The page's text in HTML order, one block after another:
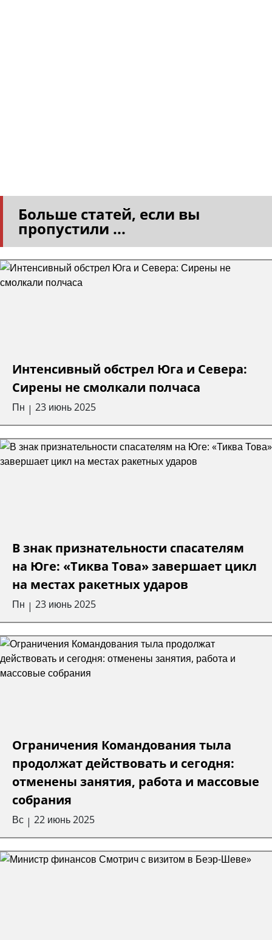
Больше статей, если вы
пропустили ...
Интенсивный обстрел Юга и Севера:
Сирены не смолкали полчаса
Пн | 23 июнь 2025
В знак признательности спасателям
на Юге: «Тиква Това» завершает цикл
на местах ракетных ударов
Пн | 23 июнь 2025
Ограничения Командования тыла
продолжат действовать и сегодня:
отменены занятия, работа и массовые
собрания
Вс | 22 июнь 2025